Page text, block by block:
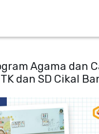
Agama dan
dan SD Cikal